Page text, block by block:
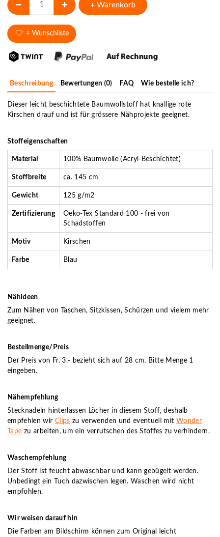
+ Warenkorb
+ Wunschliste
Beschreibung Bewertungen (0) FAQ Wie bestelle ich?
Dieser leicht beschichtete Baumwollstoff hat knallige rote
Kirschen drauf und ist für grössere Nähprojekte geeignet.
Stoffeigenschaften
Material 100% Baumwolle (Acryl-Beschichtet)
Stoffbreite ca. 145 cm
Gewicht 125 g/m2
Zertifizierung
Oeko-Tex Standard 100 - frei von
Schadstoffen
Motiv Kirschen
Farbe Blau
Nähideen
Zum Nähen von Taschen, Sitzkissen, Schürzen und vielem mehr
geeignet.
Bestellmenge/Preis
Der Preis von Fr. 3.- bezieht sich auf 28 cm. Bitte Menge 1
eingeben.
Nähempfehlung
Stecknadeln hinterlassen Löcher in diesem Stoff, deshalb
empfehlen wir Clips zu verwenden und eventuell mit Wonder
Tape zu arbeiten, um ein verrutschen des Stoffes zu verhindern.
Waschempfehlung
Der Stoff ist feucht abwaschbar und kann gebügelt werden.
Unbedingt ein Tuch dazwischen legen. Waschen wird nicht
empfohlen.
Wir weisen darauf hin
Die Farben am Bildschirm können zum Original leicht